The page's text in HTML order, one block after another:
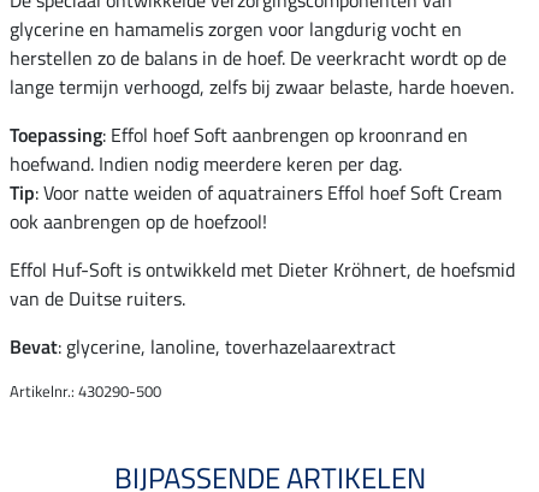
glycerine en hamamelis zorgen voor langdurig vocht en
herstellen zo de balans in de hoef. De veerkracht wordt op de
lange termijn verhoogd, zelfs bij zwaar belaste, harde hoeven.
Toepassing: Effol hoef Soft aanbrengen op kroonrand en
hoefwand. Indien nodig meerdere keren per dag.
Tip: Voor natte weiden of aquatrainers Effol hoef Soft Cream
ook aanbrengen op de hoefzool!
Effol Huf-Soft is ontwikkeld met Dieter Kröhnert, de hoefsmid
van de Duitse ruiters.
Bevat: glycerine, lanoline, toverhazelaarextract
Artikelnr.: 430290-500
BIJPASSENDE ARTIKELEN